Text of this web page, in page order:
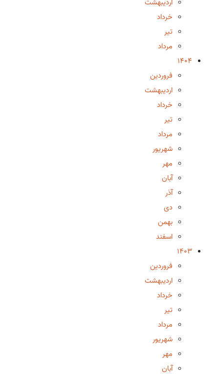
خرداد
تیر
مرداد
1404
فروردین
اردیبهشت
خرداد
تیر
مرداد
شهریور
مهر
آبان
آذر
دی
بهمن
اسفند
1403
فروردین
اردیبهشت
خرداد
تیر
مرداد
شهریور
مهر
آبان